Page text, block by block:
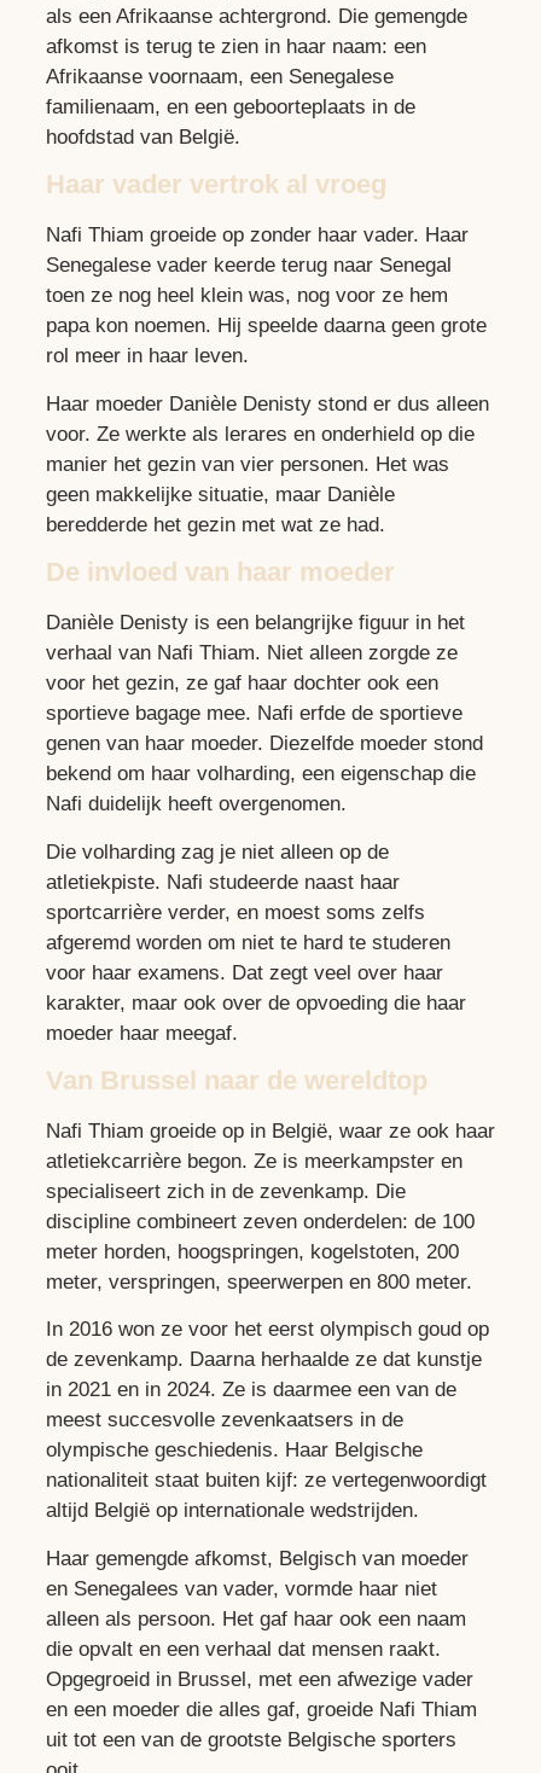
als een Afrikaanse achtergrond. Die gemengde
afkomst is terug te zien in haar naam: een
Afrikaanse voornaam, een Senegalese
familienaam, en een geboorteplaats in de
hoofdstad van België.
Haar vader vertrok al vroeg
Nafi Thiam groeide op zonder haar vader. Haar
Senegalese vader keerde terug naar Senegal
toen ze nog heel klein was, nog voor ze hem
papa kon noemen. Hij speelde daarna geen grote
rol meer in haar leven.
Haar moeder Danièle Denisty stond er dus alleen
voor. Ze werkte als lerares en onderhield op die
manier het gezin van vier personen. Het was
geen makkelijke situatie, maar Danièle
beredderde het gezin met wat ze had.
De invloed van haar moeder
Danièle Denisty is een belangrijke figuur in het
verhaal van Nafi Thiam. Niet alleen zorgde ze
voor het gezin, ze gaf haar dochter ook een
sportieve bagage mee. Nafi erfde de sportieve
genen van haar moeder. Diezelfde moeder stond
bekend om haar volharding, een eigenschap die
Nafi duidelijk heeft overgenomen.
Die volharding zag je niet alleen op de
atletiekpiste. Nafi studeerde naast haar
sportcarrière verder, en moest soms zelfs
afgeremd worden om niet te hard te studeren
voor haar examens. Dat zegt veel over haar
karakter, maar ook over de opvoeding die haar
moeder haar meegaf.
Van Brussel naar de wereldtop
Nafi Thiam groeide op in België, waar ze ook haar
atletiekcarrière begon. Ze is meerkampster en
specialiseert zich in de zevenkamp. Die
discipline combineert zeven onderdelen: de 100
meter horden, hoogspringen, kogelstoten, 200
meter, verspringen, speerwerpen en 800 meter.
In 2016 won ze voor het eerst olympisch goud op
de zevenkamp. Daarna herhaalde ze dat kunstje
in 2021 en in 2024. Ze is daarmee een van de
meest succesvolle zevenkaatsers in de
olympische geschiedenis. Haar Belgische
nationaliteit staat buiten kijf: ze vertegenwoordigt
altijd België op internationale wedstrijden.
Haar gemengde afkomst, Belgisch van moeder
en Senegalees van vader, vormde haar niet
alleen als persoon. Het gaf haar ook een naam
die opvalt en een verhaal dat mensen raakt.
Opgegroeid in Brussel, met een afwezige vader
en een moeder die alles gaf, groeide Nafi Thiam
uit tot een van de grootste Belgische sporters